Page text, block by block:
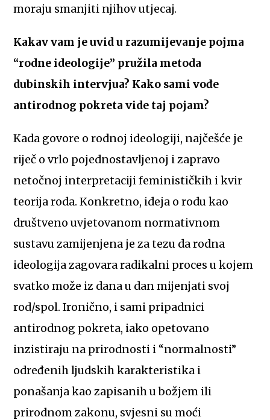
moraju smanjiti njihov utjecaj.
Kakav vam je uvid u razumijevanje pojma
“rodne ideologije” pružila metoda
dubinskih intervjua? Kako sami vođe
antirodnog pokreta vide taj pojam?
Kada govore o rodnoj ideologiji, najčešće je
riječ o vrlo pojednostavljenoj i zapravo
netočnoj interpretaciji feminističkih i kvir
teorija roda. Konkretno, ideja o rodu kao
društveno uvjetovanom normativnom
sustavu zamijenjena je za tezu da rodna
ideologija zagovara radikalni proces u kojem
svatko može iz dana u dan mijenjati svoj
rod/spol. Ironično, i sami pripadnici
antirodnog pokreta, iako opetovano
inzistiraju na prirodnosti i “normalnosti”
određenih ljudskih karakteristika i
ponašanja kao zapisanih u božjem ili
prirodnom zakonu, svjesni su moći